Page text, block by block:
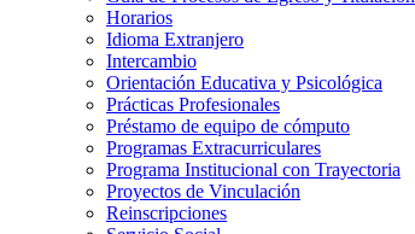
Horarios
Idioma Extranjero
Intercambio
Orientación Educativa y Psicológica
Prácticas Profesionales
Préstamo de equipo de cómputo
Programas Extracurriculares
Programa Institucional con Trayectoria
Proyectos de Vinculación
Reinscripciones